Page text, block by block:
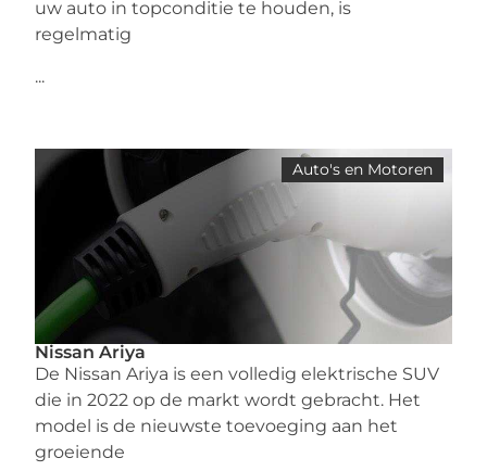
uw auto in topconditie te houden, is
regelmatig
...
Auto's en Motoren
Nissan Ariya
De Nissan Ariya is een volledig elektrische SUV
die in 2022 op de markt wordt gebracht. Het
model is de nieuwste toevoeging aan het
groeiende